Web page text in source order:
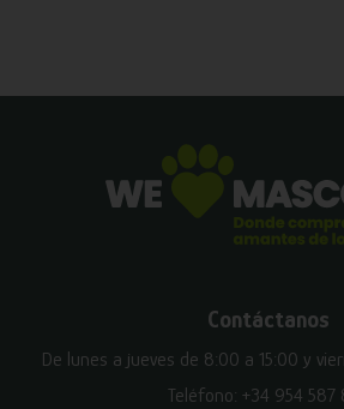
Contáctanos
De lunes a jueves de 8:00 a 15:00 y
Teléfono: +34 954 587